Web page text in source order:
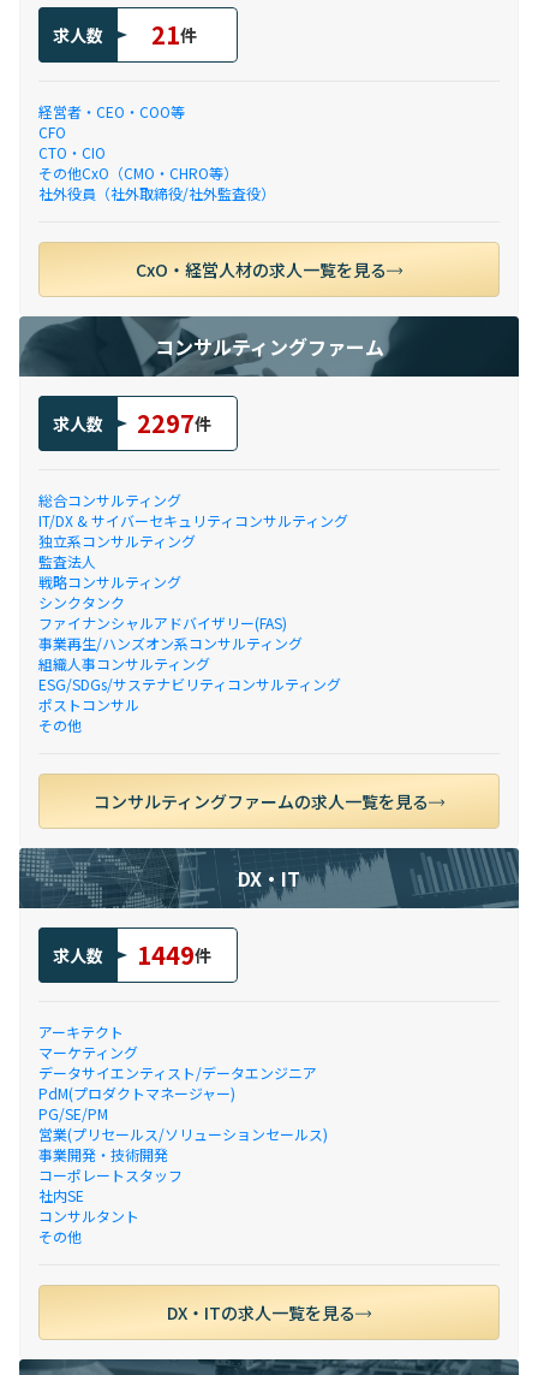
求人数 21件
経営者・CEO・COO等
CFO
CTO・CIO
その他CxO（CMO・CHRO等）
社外役員（社外取締役/社外監査役）
CxO・経営人材の求人一覧を見る
コンサルティングファーム
求人数 2297件
総合コンサルティング
IT/DX & サイバーセキュリティコンサルティング
独立系コンサルティング
監査法人
戦略コンサルティング
シンクタンク
ファイナンシャルアドバイザリー(FAS)
事業再生/ハンズオン系コンサルティング
組織人事コンサルティング
ESG/SDGs/サステナビリティコンサルティング
ポストコンサル
その他
コンサルティングファームの求人一覧を見る
DX・IT
求人数 1449件
アーキテクト
マーケティング
データサイエンティスト/データエンジニア
PdM(プロダクトマネージャー)
PG/SE/PM
営業(プリセールス/ソリューションセールス)
事業開発・技術開発
コーポレートスタッフ
社内SE
コンサルタント
その他
DX・ITの求人一覧を見る